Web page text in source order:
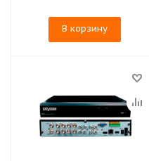
В корзину